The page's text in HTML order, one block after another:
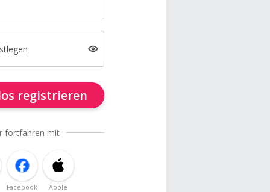
registrieren
fortfahren mit
Facebook Apple